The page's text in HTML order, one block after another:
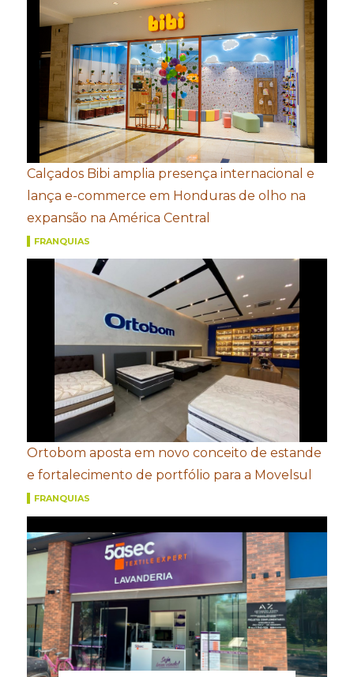
Calçados Bibi amplia presença internacional e
lança e-commerce em Honduras de olho na
expansão na América Central
FRANQUIAS
Ortobom aposta em novo conceito de estande
e fortalecimento de portfólio para a Movelsul
FRANQUIAS